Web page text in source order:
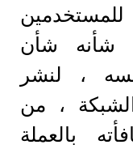
شأنه شأن
، لنشر
، من
بالعملة